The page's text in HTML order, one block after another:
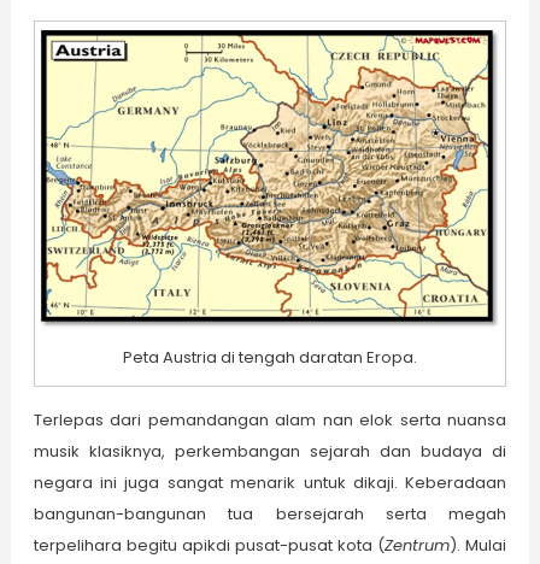
Peta Austria di tengah daratan Eropa.
Terlepas dari pemandangan alam nan elok serta nuansa
musik klasiknya, perkembangan sejarah dan budaya di
negara ini juga sangat menarik untuk dikaji. Keberadaan
bangunan-bangunan tua bersejarah serta megah
terpelihara begitu apikdi pusat-pusat kota (Zentrum). Mulai